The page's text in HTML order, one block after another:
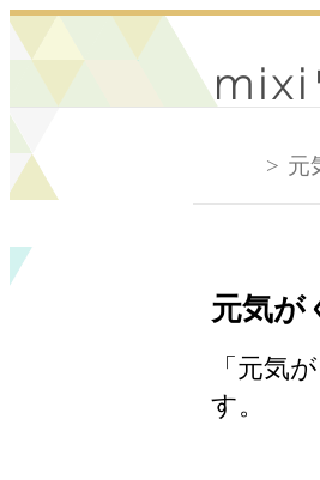
元
元気が
「元気
す。